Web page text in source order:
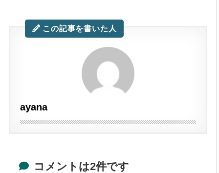
この記事を書いた人
ayana
コメントは2件です